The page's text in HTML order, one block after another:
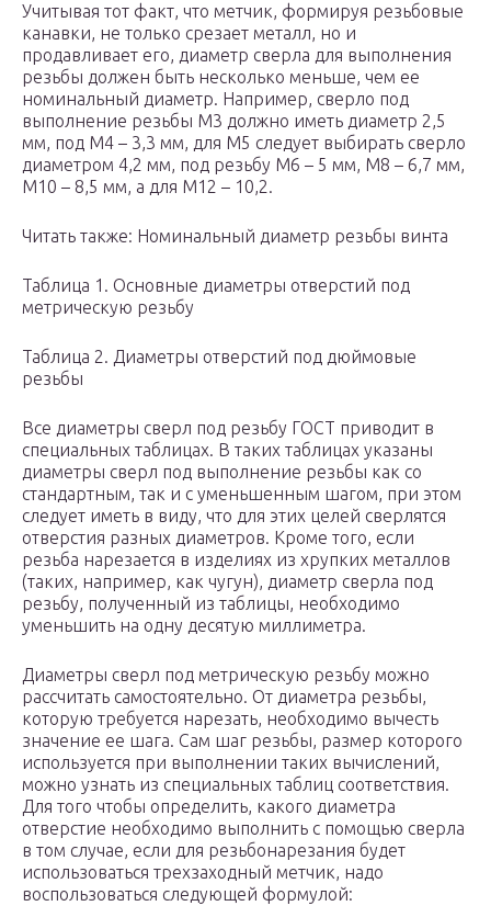
Учитывая тот факт, что метчик, формируя резьбовые
канавки, не только срезает металл, но и
продавливает его, диаметр сверла для выполнения
резьбы должен быть несколько меньше, чем ее
номинальный диаметр. Например, сверло под
выполнение резьбы М3 должно иметь диаметр 2,5
мм, под М4 – 3,3 мм, для М5 следует выбирать сверло
диаметром 4,2 мм, под резьбу М6 – 5 мм, М8 – 6,7 мм,
М10 – 8,5 мм, а для М12 – 10,2.
Читать также: Номинальный диаметр резьбы винта
Таблица 1. Основные диаметры отверстий под
метрическую резьбу
Таблица 2. Диаметры отверстий под дюймовые
резьбы
Все диаметры сверл под резьбу ГОСТ приводит в
специальных таблицах. В таких таблицах указаны
диаметры сверл под выполнение резьбы как со
стандартным, так и с уменьшенным шагом, при этом
следует иметь в виду, что для этих целей сверлятся
отверстия разных диаметров. Кроме того, если
резьба нарезается в изделиях из хрупких металлов
(таких, например, как чугун), диаметр сверла под
резьбу, полученный из таблицы, необходимо
уменьшить на одну десятую миллиметра.
Диаметры сверл под метрическую резьбу можно
рассчитать самостоятельно. От диаметра резьбы,
которую требуется нарезать, необходимо вычесть
значение ее шага. Сам шаг резьбы, размер которого
используется при выполнении таких вычислений,
можно узнать из специальных таблиц соответствия.
Для того чтобы определить, какого диаметра
отверстие необходимо выполнить с помощью сверла
в том случае, если для резьбонарезания будет
использоваться трехзаходный метчик, надо
воспользоваться следующей формулой: